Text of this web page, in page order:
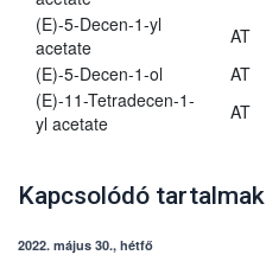
(E)-5-Decen-1-yl
acetate
AT
(E)-5-Decen-1-ol
AT
(E)-11-Tetradecen-1-
yl acetate
AT
Kapcsolódó tartalmak
2022. május 30., hétfő